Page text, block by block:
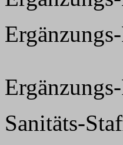
Sanitäts-